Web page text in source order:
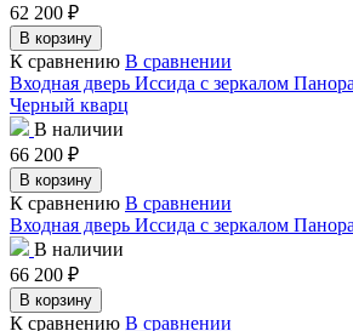
62 200 ₽
В корзину
К сравнению В сравнении
Входная дверь Иссида с зеркалом
Черный кварц
В наличии
66 200 ₽
В корзину
К сравнению В сравнении
Входная дверь Иссида с зеркалом
В наличии
66 200 ₽
В корзину
К сравнению В сравнении